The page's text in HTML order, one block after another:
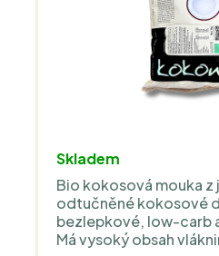
Skladem
Bio kokosová mouka z
odtučněné kokosové
bezlepkové, low-carb
Má vysoký obsah